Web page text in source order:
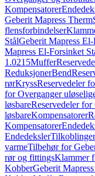
Kompensatorer
Geberit Mapress Therm
flensforbindelser
StålGeberit Mapress
Mapress El-Forsinket
1.0215Muffer
ReduksjonerBend
rørKryssReservedeler
for Overganger
løsbareReservedeler
løsbareKompensatorer
Kompensatorer
Endedeksler
varmeTilbehør for
rør og fittingsKlammer
KobberGeberit